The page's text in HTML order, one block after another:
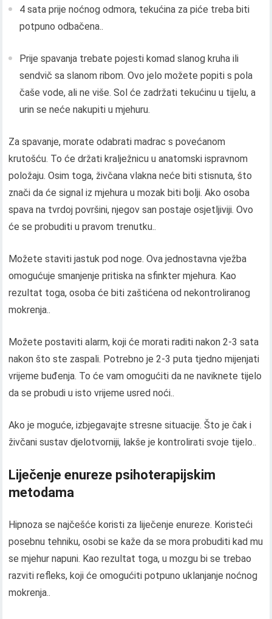
4 sata prije noćnog odmora, tekućina za piće treba biti
potpuno odbačena..
Prije spavanja trebate pojesti komad slanog kruha ili
sendvič sa slanom ribom. Ovo jelo možete popiti s pola
čaše vode, ali ne više. Sol će zadržati tekućinu u tijelu, a
urin se neće nakupiti u mjehuru.
Za spavanje, morate odabrati madrac s povećanom
krutošću. To će držati kralježnicu u anatomski ispravnom
položaju. Osim toga, živčana vlakna neće biti stisnuta, što
znači da će signal iz mjehura u mozak biti bolji. Ako osoba
spava na tvrdoj površini, njegov san postaje osjetljiviji. Ovo
će se probuditi u pravom trenutku..
Možete staviti jastuk pod noge. Ova jednostavna vježba
omogućuje smanjenje pritiska na sfinkter mjehura. Kao
rezultat toga, osoba će biti zaštićena od nekontroliranog
mokrenja..
Možete postaviti alarm, koji će morati raditi nakon 2-3 sata
nakon što ste zaspali. Potrebno je 2-3 puta tjedno mijenjati
vrijeme buđenja. To će vam omogućiti da ne naviknete tijelo
da se probudi u isto vrijeme usred noći..
Ako je moguće, izbjegavajte stresne situacije. Što je čak i
živčani sustav djelotvorniji, lakše je kontrolirati svoje tijelo..
Liječenje enureze psihoterapijskim
metodama
Hipnoza se najčešće koristi za liječenje enureze. Koristeći
posebnu tehniku, osobi se kaže da se mora probuditi kad mu
se mjehur napuni. Kao rezultat toga, u mozgu bi se trebao
razviti refleks, koji će omogućiti potpuno uklanjanje noćnog
mokrenja..